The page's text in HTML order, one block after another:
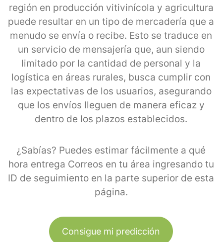
región en producción vitivinícola y agricultura
puede resultar en un tipo de mercadería que a
menudo se envía o recibe. Esto se traduce en
un servicio de mensajería que, aun siendo
limitado por la cantidad de personal y la
logística en áreas rurales, busca cumplir con
las expectativas de los usuarios, asegurando
que los envíos lleguen de manera eficaz y
dentro de los plazos establecidos.
¿Sabías? Puedes estimar fácilmente a qué
hora entrega Correos en tu área ingresando tu
ID de seguimiento en la parte superior de esta
página.
Consigue mi predicción